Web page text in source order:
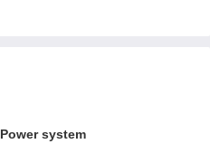
Power system